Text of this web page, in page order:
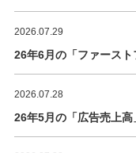
2026.07.29
26年6月の「ファース
2026.07.28
26年5月の「広告売上